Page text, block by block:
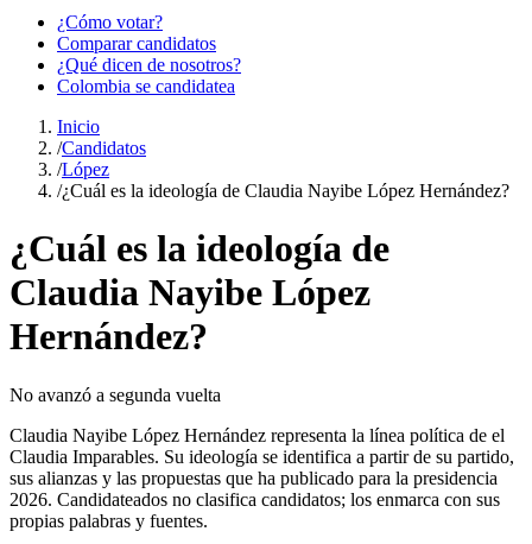
¿Cómo votar?
Comparar candidatos
¿Qué dicen de nosotros?
Colombia se candidatea
Inicio
/Candidatos
/López
/¿Cuál es la ideología de Claudia Nayibe López Hernández?
¿Cuál es la ideología de
Claudia Nayibe López
Hernández?
No avanzó a segunda vuelta
Claudia Nayibe López Hernández representa la línea política de el
Claudia Imparables. Su ideología se identifica a partir de su partido,
sus alianzas y las propuestas que ha publicado para la presidencia
2026. Candidateados no clasifica candidatos; los enmarca con sus
propias palabras y fuentes.